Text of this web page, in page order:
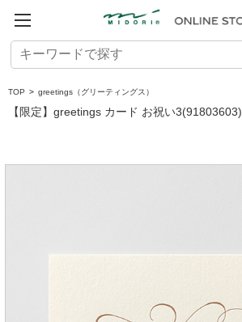
TOP > greetings（グリーティングス）
【限定】greetings カード お祝い3(91803603)